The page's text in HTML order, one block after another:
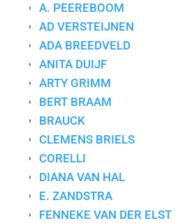
A. PEEREBOOM
AD VERSTEIJNEN
ADA BREEDVELD
ANITA DUIJF
ARTY GRIMM
BERT BRAAM
BRAUCK
CLEMENS BRIELS
CORELLI
DIANA VAN HAL
E. ZANDSTRA
FENNEKE VAN DER ELST
E-mail:
info@artforcompany.nl
KvK: 18081401
BTW: NL001780285B65
Privacyverklaring|Algemene
Kunst voor bedrijven
Kunst op kantoor
Zakelijk schilderij